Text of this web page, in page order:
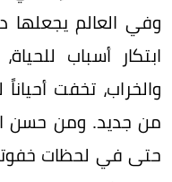
وفي العالم يجعلها
ابتكار أسباب
والخراب، تخفت
من جديد. ومن حسن
حتى في لحظات